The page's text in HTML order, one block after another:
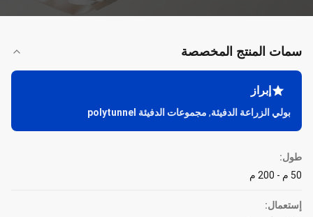
سمات المنتج المخصصة
إبراز
بولي الزراعة الدفيئة, مجموعات الدفيئة polytunnel
طول:
50 م - 200 م
إستعمال: